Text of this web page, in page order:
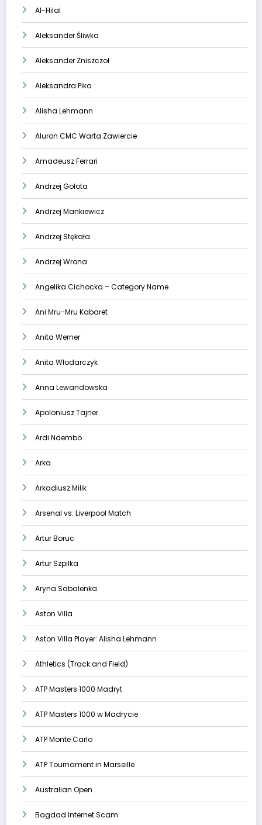
Al-Hilal
Aleksander Śliwka
Aleksander Zniszczoł
Aleksandra Pika
Alisha Lehmann
Aluron CMC Warta Zawiercie
Amadeusz Ferrari
Andrzej Gołota
Andrzej Mankiewicz
Andrzej Stękała
Andrzej Wrona
Angelika Cichocka – Category Name
Ani Mru-Mru Kabaret
Anita Werner
Anita Włodarczyk
Anna Lewandowska
Apoloniusz Tajner
Ardi Ndembo
Arka
Arkadiusz Milik
Arsenal vs. Liverpool Match
Artur Boruc
Artur Szpilka
Aryna Sabalenka
Aston Villa
Aston Villa Player: Alisha Lehmann
Athletics (Track and Field)
ATP Masters 1000 Madryt
ATP Masters 1000 w Madrycie
ATP Monte Carlo
ATP Tournament in Marseille
Australian Open
Bagdad Internet Scam